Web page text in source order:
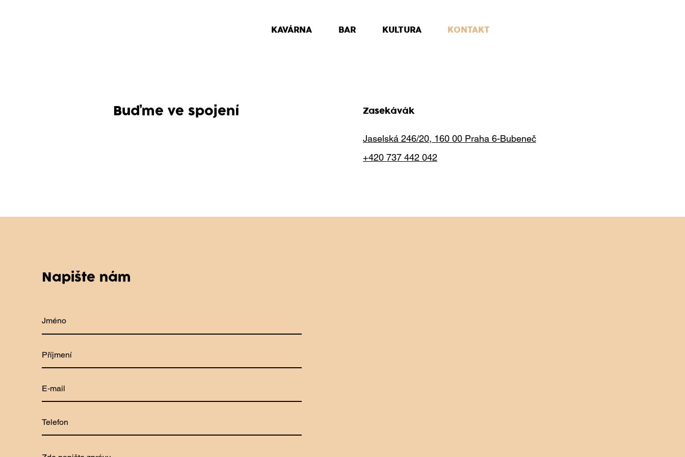
KAVÁRNA BAR KULTURA KONTAKT
Buďme ve spojení Zasekávák
Jaselská 246/20, 160 00 Praha 6-Bubeneč
+420 737 442 042
Napište nám